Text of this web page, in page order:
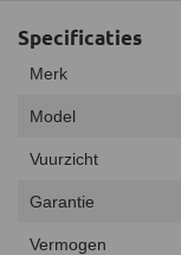
Specificaties
Merk
Model
Vuurzicht
Garantie
Vermogen